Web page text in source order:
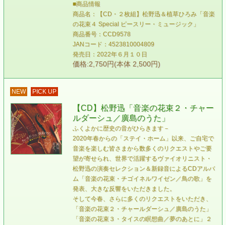
■商品情報
商品名：【CD・２枚組】松野迅＆植草ひろみ「音楽
の花束４ Special ピースリー・ミュージック」
商品番号：CCD9578
JANコード：4523810004809
発売日：2022年６月１０日
価格:2,750円(本体 2,500円)
NEW PICK UP
【CD】松野迅「音楽の花束２・チャー
ルダーシュ／廣島のうた」
ふくよかに歴史の音がひらきます－
2020年春からの「ステイ・ホーム」以来、ご自宅で
音楽を楽しむ皆さまから数多くのリクエストやご要
望が寄せられ、世界で活躍するヴァイオリニスト・
松野迅の演奏セレクション＆新録音によるCDアルバ
ム「音楽の花束・チゴイネルワイゼン／鳥の歌」を
発表、大きな反響をいただきました。
そして今春、さらに多くのリクエストをいただき、
「音楽の花束２・チャールダーシュ／廣島のうた」
「音楽の花束３・タイスの瞑想曲／夢のあとに」２